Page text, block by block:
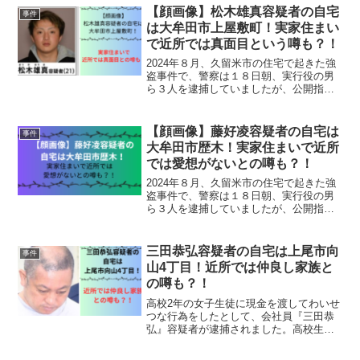
に３人が逮捕され、全員が知人とのこと
です。大平優斗容疑者につ...
事件
【顔画像】松木雄真容疑者の自宅
は大牟田市上屋敷町！実家住まい
で近所では真面目という噂も？！
2024年８月、久留米市の住宅で起きた強
盗事件で、警察は１８日朝、実行役の男
ら３人を逮捕していましたが、公開指名
いたま市内で逮捕されてと公表されてい
ます。藤好凌容疑者に...
事件
【顔画像】藤好凌容疑者の自宅は
大牟田市歴木！実家住まいで近所
では愛想がないとの噂も？！
2024年８月、久留米市の住宅で起きた強
盗事件で、警察は１８日朝、実行役の男
ら３人を逮捕していましたが、公開指名
たま市内で逮捕されてと公表されていま
す。藤好凌容疑者につ...
事件
三田恭弘容疑者の自宅は上尾市向
山4丁目！近所では仲良し家族と
の噂も？！
高校2年の女子生徒に現金を渡してわいせ
つな行為をしたとして、会社員『三田恭
弘』容疑者が逮捕されました。高校生に